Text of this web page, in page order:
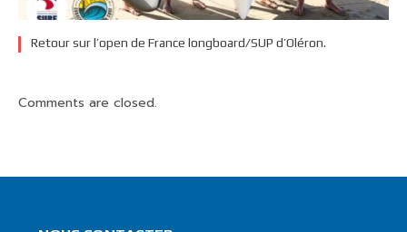
Retour sur l’open de France longboard/SUP d’Oléron.
Comments are closed.